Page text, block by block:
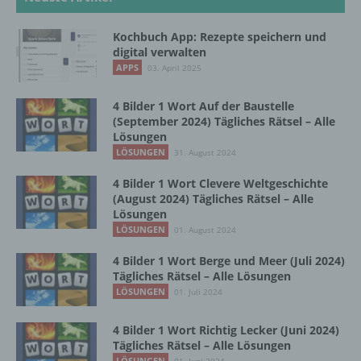
Kochbuch App: Rezepte speichern und
digital verwalten
APPS 03. April 2025
4 Bilder 1 Wort Auf der Baustelle
(September 2024) Tägliches Rätsel – Alle
Lösungen
LÖSUNGEN 31. August 2024
4 Bilder 1 Wort Clevere Weltgeschichte
(August 2024) Tägliches Rätsel – Alle
Lösungen
LÖSUNGEN 01. August 2024
4 Bilder 1 Wort Berge und Meer (Juli 2024)
Tägliches Rätsel – Alle Lösungen
LÖSUNGEN 01. Juli 2024
4 Bilder 1 Wort Richtig Lecker (Juni 2024)
Tägliches Rätsel – Alle Lösungen
Einschränkung der Verarbeitung ist die
Markierung gespeicherter
personenbezogener Daten mit dem Ziel, ihre
e) Profiling
Profiling ist jede Art der automatisierten
Verarbeitung personenbezogener Daten, die
darin besteht, dass diese
personenbezogenen Daten verwendet
die sich auf eine natürliche Person beziehen,
zu bewerten, insbesondere, um Aspekte
bezüglich Arbeitsleistung, wirtschaftlicher
Lage, Gesundheit, persönlicher Vorlieben,
Interessen, Zuverlässigkeit, Verhalten,
Aufenthaltsort oder Ortswechsel dieser
natürlichen Person zu analysieren oder